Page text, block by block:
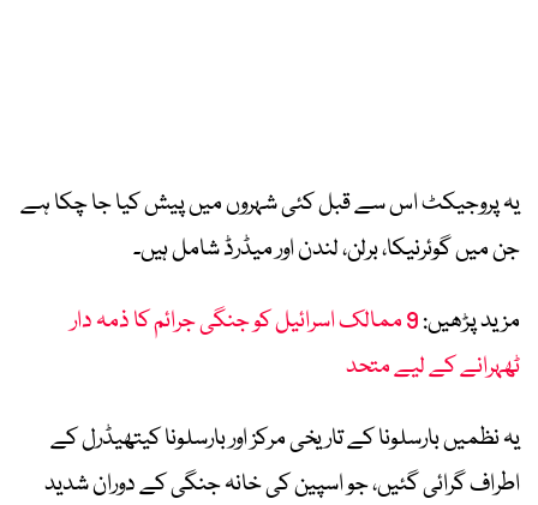
یہ پروجیکٹ اس سے قبل کئی شہروں میں پیش کیا جا چکا ہے
جن میں گوئرنیکا، برلن، لندن اور میڈرڈ شامل ہیں۔
مزید پڑھیں: 9 ممالک اسرائیل کو جنگی جرائم کا ذمہ دار
ٹھہرانے کے لیے متحد
یہ نظمیں بارسلونا کے تاریخی مرکز اور بارسلونا کیتھیڈرل کے
اطراف گرائی گئیں، جو اسپین کی خانہ جنگی کے دوران شدید